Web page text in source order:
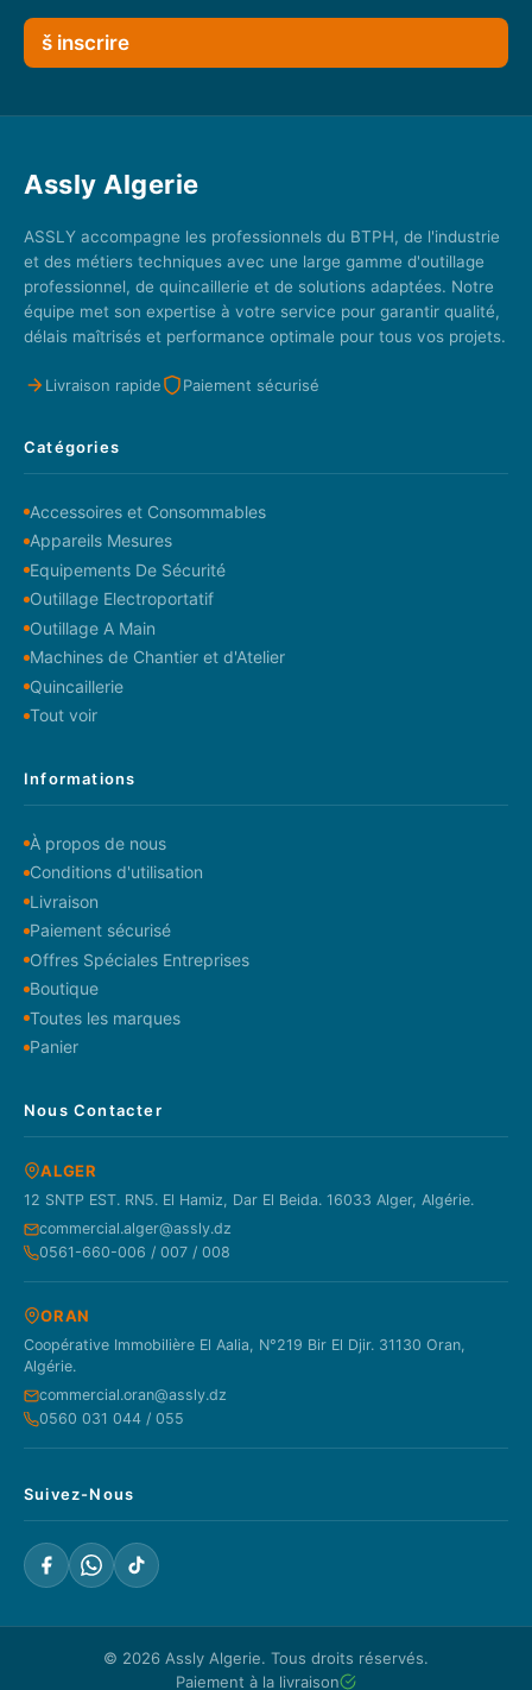
š inscrire
Assly Algerie
ASSLY accompagne les professionnels du BTPH, de l'industrie
et des métiers techniques avec une large gamme d'outillage
professionnel, de quincaillerie et de solutions adaptées. Notre
équipe met son expertise à votre service pour garantir qualité,
délais maîtrisés et performance optimale pour tous vos projets.
Livraison rapide Paiement sécurisé
Catégories
Accessoires et Consommables
Appareils Mesures
Equipements De Sécurité
Outillage Electroportatif
Outillage A Main
Machines de Chantier et d'Atelier
Quincaillerie
Tout voir
Informations
À propos de nous
Conditions d'utilisation
Livraison
Paiement sécurisé
Offres Spéciales Entreprises
Boutique
Toutes les marques
Panier
Nous Contacter
ALGER
12 SNTP EST. RN5. El Hamiz, Dar El Beida. 16033 Alger, Algérie.
commercial.alger@assly.dz
0561-660-006 / 007 / 008
ORAN
Coopérative Immobilière El Aalia, N°219 Bir El Djir. 31130 Oran,
Algérie.
commercial.oran@assly.dz
0560 031 044 / 055
Suivez-Nous
© 2026 Assly Algerie. Tous droits réservés.
Paiement à la livraison